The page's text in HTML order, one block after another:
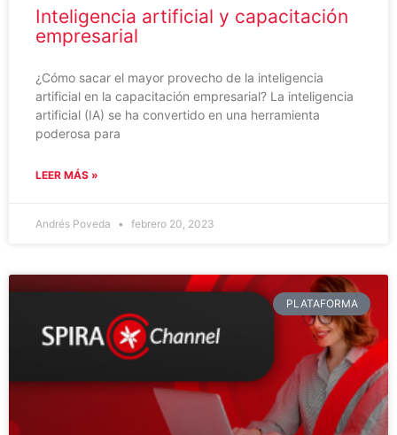
Inteligencia artificial y capacitación
empresarial
¿Cómo sacar el mayor provecho de la inteligencia
artificial en la capacitación empresarial? La inteligencia
artificial (IA) se ha convertido en una herramienta
poderosa para
LEER MÁS »
Andrés Poveda febrero 20, 2023
PLATAFORMA